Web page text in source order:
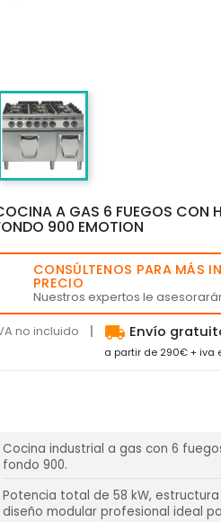
A GAS 6 FUEGOS CON
900 EMOTION
CONSÚLTENOS PARA MÁS
PRECIO
Nuestros expertos le
no incluido local_shipping Envío
a partir de 290€ + iva
Cocina industrial a gas con 6
fondo 900.
Potencia total de 58 kW,
diseño modular profesional ideal